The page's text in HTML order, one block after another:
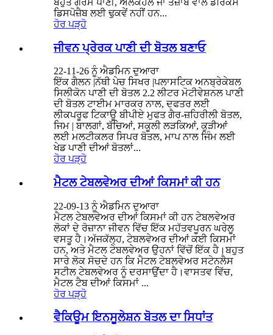
ਡਿਸਪੋਜ਼ੈਬ ਲਈ ਢੁਕਵੇਂ ਨਹੀਂ ਹਨ...
ਹੋਰ ਪੜ੍ਹੋ
ਜੀਵਨ ਪ੍ਰੇਰਕ ਪਾਣੀ ਦੀ ਬੋਤਲ ਬਣਾਓ
22-11-26 ਨੂੰ ਐਡਮਿਨ ਦੁਆਰਾ
ਇੱਕ ਗੈਲਨ |ਨੱਥੀ ਪੇਚ ਸਿਖਰ |ਪਲਾਸਟਿਕ ਅਨਬ੍ਰੇਕੇਬਲ
ਸਿਲੀਕੋਨ ਪਾਣੀ ਦੀ ਬੋਤਲ 2.2 ਲੀਟਰ ਮੋਟੀਵੇਸ਼ਨਲ ਪਾਣੀ
ਦੀ ਬੋਤਲ ਟਾਈਮ ਮਾਰਕਰ ਨਾਲ, ਦਫਤਰ ਲਈ
ਲੀਕਪਰੂਫ ਟਿਕਾਊ ਬੀਪੀਏ ਮੁਫਤ ਗੈਰ-ਜ਼ਹਿਰੀਲੀ ਬੋਤਲ,
ਜਿਮ | ਬਾਲਗਾਂ, ਬੱਚਿਆਂ, ਸਕੂਲੀ ਲੜਕਿਆਂ, ਕੁੜੀਆਂ
ਲਈ ਮਲਟੀਕਲਰ ਸਿਪਰ ਬੋਤਲ, ਮਾਪ ਨਾਲ ਜਿੰਮ ਲਈ
ਖੇਡ ਪਾਣੀ ਦੀਆਂ ਬੋਤਲਾਂ...
ਹੋਰ ਪੜ੍ਹੋ
ਮੈਟਲ ਟੇਬਲਵੇਅਰ ਦੀਆਂ ਕਿਸਮਾਂ ਕੀ ਹਨ
22-09-13 ਨੂੰ ਐਡਮਿਨ ਦੁਆਰਾ
ਮੈਟਲ ਟੇਬਲਵੇਅਰ ਦੀਆਂ ਕਿਸਮਾਂ ਕੀ ਹਨ ਟੇਬਲਵੇਅਰ
ਲੋਕਾਂ ਦੇ ਰੋਜ਼ਾਨਾ ਜੀਵਨ ਵਿੱਚ ਇੱਕ ਮਹੱਤਵਪੂਰਨ ਘਰੇਲੂ
ਵਸਤੂ ਹੈ।ਅੱਜਕੱਲ੍ਹ, ਟੇਬਲਵੇਅਰ ਦੀਆਂ ਕਈ ਕਿਸਮਾਂ
ਹਨ, ਅਤੇ ਮੈਟਲ ਟੇਬਲਵੇਅਰ ਉਹਨਾਂ ਵਿੱਚੋਂ ਇੱਕ ਹੈ।ਬਹੁਤ
ਸਾਰੇ ਲੋਕ ਸੋਚਦੇ ਹਨ ਕਿ ਮੈਟਲ ਟੇਬਲਵੇਅਰ ਸਟੇਨਲੈਸ
ਸਟੀਲ ਟੇਬਲਵੇਅਰ ਨੂੰ ਦਰਸਾਉਂਦਾ ਹੈ।ਵਾਸਤਵ ਵਿੱਚ,
ਮੈਟਲ ਟੈਬ ਦੀਆਂ ਕਿਸਮਾਂ ...
ਹੋਰ ਪੜ੍ਹੋ
ਵੈਕਿਊਮ ਇਨਸੂਲੇਸ਼ਨ ਬੋਤਲ ਦਾ ਸਿਧਾਂਤ